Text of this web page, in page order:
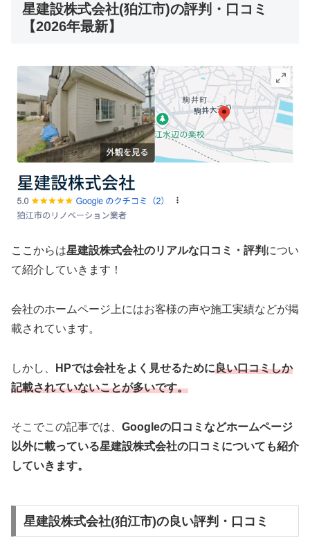
星建設株式会社(狛江市)の評判・口コミ
【2026年最新】
ここからは星建設株式会社のリアルな口コミ・評判 につい
て紹介していきます！
会社のホームページ上にはお客様の声や施工実績などが掲
載されています。
しかし、 HPでは会社をよく見せるために良い口コミしか
記載されていないことが多いです。
そこでこの記事では、 Googleの口コミなどホームページ
以外に載っている星建設株式会社の口コミについても紹介
していきます。
星建設株式会社(狛江市)の良い評判・口コミ